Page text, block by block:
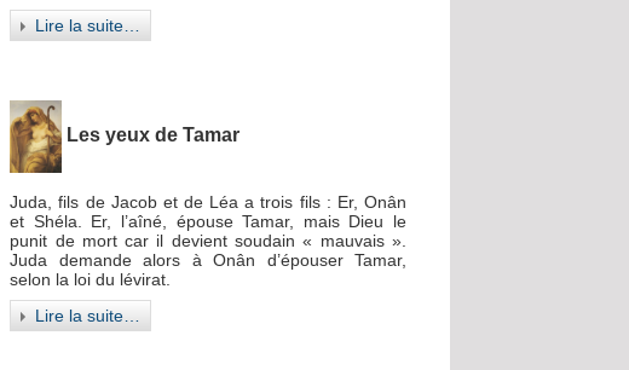
Lire la suite…
Les yeux de Tamar
Juda, fils de Jacob et de Léa a trois fils : Er, Onân
et Shéla. Er, l’aîné, épouse Tamar, mais Dieu le
punit de mort car il devient soudain « mauvais ».
Juda demande alors à Onân d’épouser Tamar,
selon la loi du lévirat.
Lire la suite…